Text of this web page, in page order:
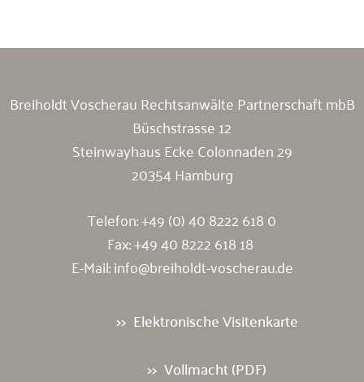
Breiholdt Voscherau Rechtsanwälte Partnerschaft mbB
Büschstrasse 12
Steinwayhaus Ecke Colonnaden 29
20354 Hamburg
Telefon:+49 (0) 40 8222 618 0
Fax: +49 40 8222 618 18
E-Mail:info@breiholdt-voscherau.de
Elektronische Visitenkarte
Vollmacht (PDF)